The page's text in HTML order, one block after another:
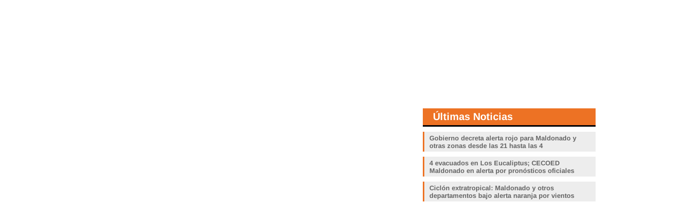
Últimas Noticias
Gobierno decreta alerta rojo para Maldonado y
otras zonas desde las 21 hasta las 4
4 evacuados en Los Eucaliptus; CECOED
Maldonado en alerta por pronósticos oficiales
Ciclón extratropical: Maldonado y otros
departamentos bajo alerta naranja por vientos